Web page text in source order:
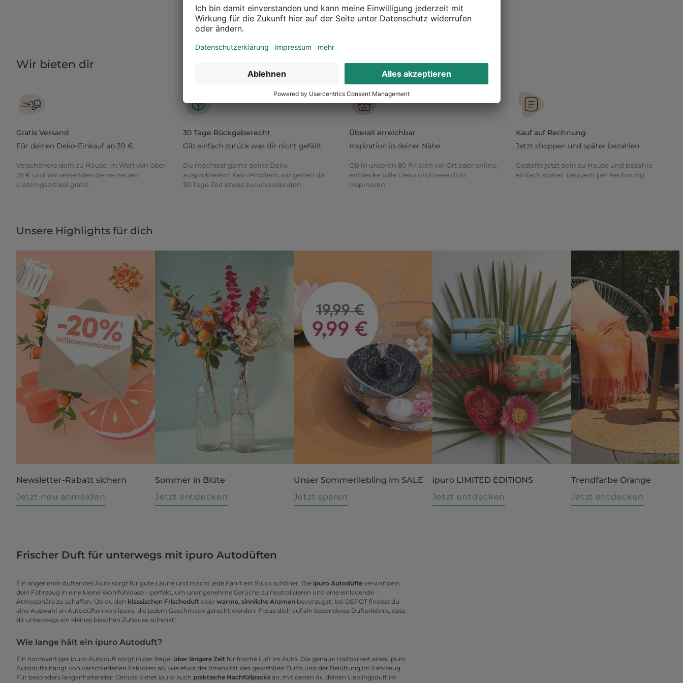
Wir bieten dir
Gratis Versand
Für deinen Deko-Einkauf ab 39 €
Verschönere dein zu Hause im Wert von über
39 € und wir versenden deine neuen
Lieblingsartikel gratis.
30 Tage Rückgaberecht
Gib einfach zurück was dir nicht gefällt
Du möchtest gerne deine Deko
ausprobieren? Kein Problem, wir geben dir
30 Tage Zeit etwas zurückzusenden.
Überall erreichbar
Inspiration in deiner Nähe
Ob in unseren 80 Filialen vor Ort oder online,
entdecke tolle Deko und lasse dich
inspirieren.
Kauf auf Rechnung
Jetzt shoppen und später bezahlen
Gestalte jetzt dein zu Hause und bezahle
einfach später, bequem per Rechnung.
Unsere Highlights für dich
Newsletter-Rabatt sichern
Jetzt neu anmelden
Sommer in Blüte
Jetzt entdecken
Unser Sommerliebling im SALE
Jetzt sparen
ipuro LIMITED EDITIONS
Jetzt entdecken
Trendfarbe Orange
Jetzt entdecken
Frischer Duft für unterwegs mit ipuro Autodüften
Ein angenehm duftendes Auto sorgt für gute Laune und macht jede Fahrt ein Stück schöner. Die ipuro Autodüfte verwandeln
dein Fahrzeug in eine kleine Wohlfühloase – perfekt, um unangenehme Gerüche zu neutralisieren und eine einladende
Atmosphäre zu schaffen. Ob du den klassischen Frischeduft oder warme, sinnliche Aromen bevorzugst, bei DEPOT findest du
eine Auswahl an Autodüften von ipuro, die jedem Geschmack gerecht werden. Freue dich auf ein besonderes Dufterlebnis, dass
dir unterwegs ein kleines bisschen Zuhause schenkt!
Wie lange hält ein ipuro Autoduft?
Ein hochwertiger ipuro Autoduft sorgt in der Regel über längere Zeit für frische Luft im Auto. Die genaue Haltbarkeit eines ipuro
Autodufts hängt von verschiedenen Faktoren ab, wie etwa der Intensität des gewählten Dufts und der Belüftung im Fahrzeug.
Für besonders langanhaltenden Genuss bietet ipuro auch praktische Nachfüllpacks an, mit denen du deinen Lieblingsduft im